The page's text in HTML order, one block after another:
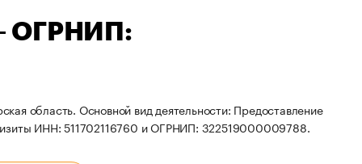
ОГРНИП:
область. Основной вид деятельности: Предоставление
ИНН: 511702116760 и ОГРНИП: 322519000009788.